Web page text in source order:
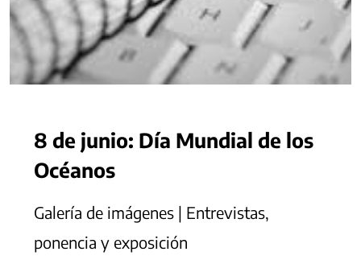
8 de junio: Día Mundial de los
Océanos
Galería de imágenes | Entrevistas,
ponencia y exposición